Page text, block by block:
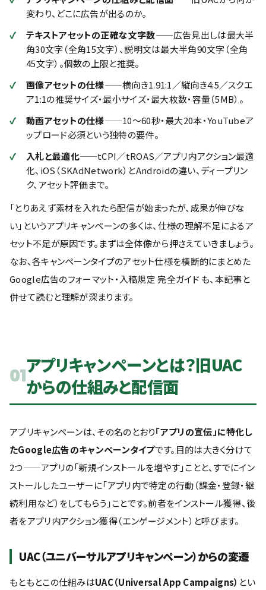
変わり、どこに広告が出るのか。
テキストアセットの正確な文字数——広告見出しは最大半
角30文字（全角15文字）、説明文は最大半角90文字（全角
45文字）。個数の上限と推奨。
画像アセットの仕様——横向き1.91:1／縦向き4:5／スクエ
ア1:1の推奨サイズ・最小サイズ・最大枚数・容量（5MB）。
動画アセットの仕様——10〜60秒・最大20本・YouTubeア
ップロード必須という独特の要件。
入札と最適化——tCPI／tROAS／アプリ内アクション最適
化、iOS（SKAdNetwork）とAndroidの違い、ディープリン
ク、アセット評価まで。
「とりあえず素材を入れたら配信が始まったが、成果が伸びな
い」というアプリキャンペーンの多くは、仕様の理解不足によるア
セット不足が原因です。まずは全体像から押さえていきましょう。
なお、各キャンペーンタイプのアセット仕様を横断的にまとめた
Google広告のフォーマット・入稿規定 完全ガイド も、本記事と
併せて読むと理解が深まります。
01アプリキャンペーンとは？旧UAC
からの仕組みと配信面
アプリキャンペーンは、その名のとおり「アプリの宣伝」に特化し
たGoogle広告のキャンペーンタイプです。目的は大きく分けて
2つ——アプリの「新規インストールを増やす」ことと、すでにイン
ストールしたユーザーに「アプリ内で特定の行動（課金・登録・継
続利用など）をしてもらう」ことです。前者をインストール獲得、後
者をアプリ内アクション獲得（エンゲージメント）と呼びます。
UAC（ユニバーサルアプリキャンペーン）からの変遷
もともとこの仕組みはUAC（Universal App Campaigns） とい